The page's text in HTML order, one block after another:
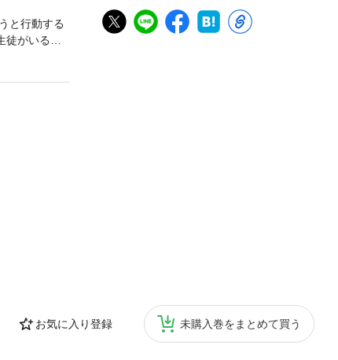
お気に入り登録 未購入巻をまとめて買う
と行動する
がいる事
」に……。